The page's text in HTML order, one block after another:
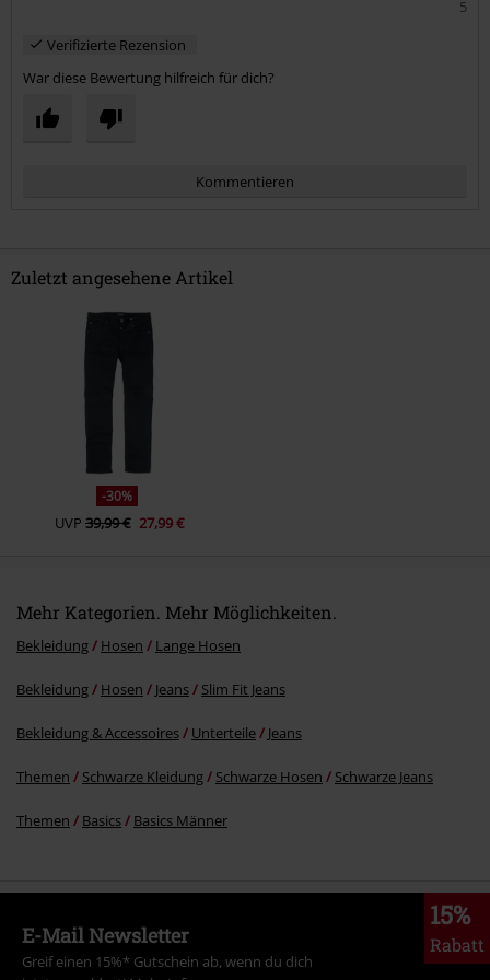
5
Verifizierte Rezension
War diese Bewertung hilfreich für dich?
Kommentieren
Kommentar jetzt abschicken!
Zuletzt angesehene Artikel
-30%
UVP 39,99 € 27,99 €
Mehr Kategorien. Mehr Möglichkeiten.
Bekleidung Hosen Lange Hosen
Bekleidung Hosen Jeans Slim Fit Jeans
Bekleidung & Accessoires Unterteile Jeans
Themen Schwarze Kleidung Schwarze Hosen Schwarze Jeans
Themen Basics Basics Männer
15%
Rabatt
E-Mail Newsletter
Greif einen 15%* Gutschein ab, wenn du dich